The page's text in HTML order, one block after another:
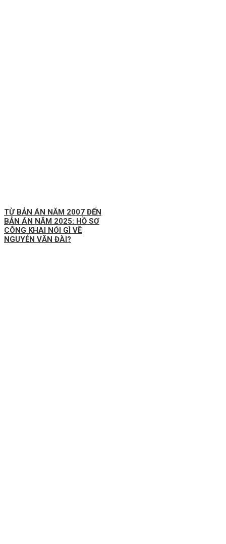
TỪ BẢN ÁN NĂM 2007 ĐẾN
BẢN ÁN NĂM 2025: HỒ SƠ
CÔNG KHAI NÓI GÌ VỀ
NGUYỄN VĂN ĐÀI?